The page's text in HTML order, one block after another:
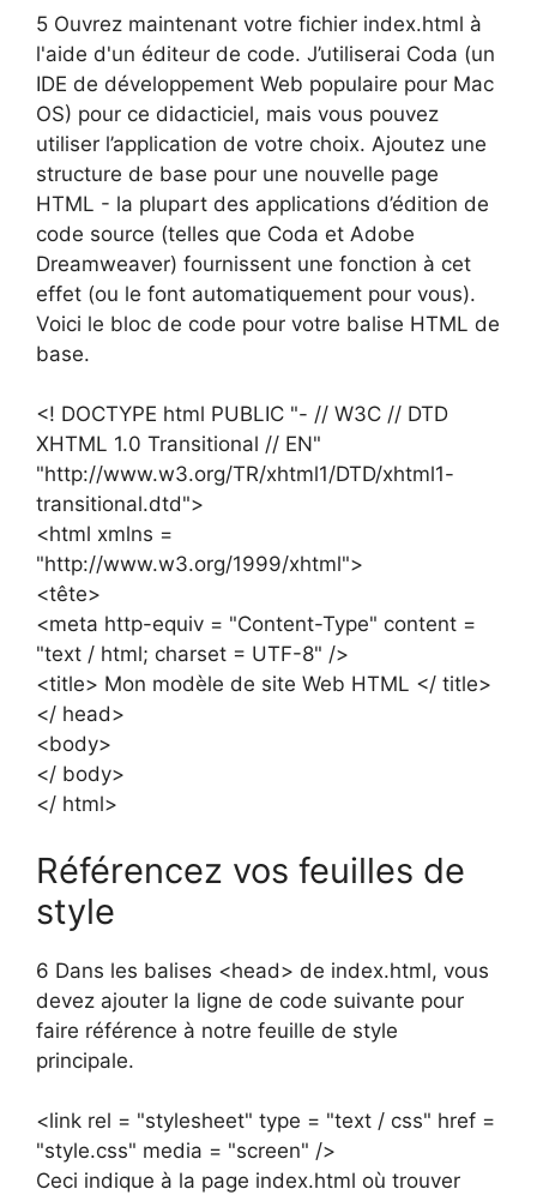
5 Ouvrez maintenant votre fichier index.html à
l'aide d'un éditeur de code. J’utiliserai Coda (un
IDE de développement Web populaire pour Mac
OS) pour ce didacticiel, mais vous pouvez
utiliser l’application de votre choix. Ajoutez une
structure de base pour une nouvelle page
HTML - la plupart des applications d’édition de
code source (telles que Coda et Adobe
Dreamweaver) fournissent une fonction à cet
effet (ou le font automatiquement pour vous).
Voici le bloc de code pour votre balise HTML de
base.
<! DOCTYPE html PUBLIC "- // W3C // DTD
XHTML 1.0 Transitional // EN"
"http://www.w3.org/TR/xhtml1/DTD/xhtml1-
transitional.dtd">
<html xmlns =
"http://www.w3.org/1999/xhtml">
<tête>
<meta http-equiv = "Content-Type" content =
"text / html; charset = UTF-8" />
<title> Mon modèle de site Web HTML </ title>
</ head>
<body>
</ body>
</ html>
Référencez vos feuilles de
style
6 Dans les balises <head> de index.html, vous
devez ajouter la ligne de code suivante pour
faire référence à notre feuille de style
principale.
<link rel = "stylesheet" type = "text / css" href =
"style.css" media = "screen" />
Ceci indique à la page index.html où trouver